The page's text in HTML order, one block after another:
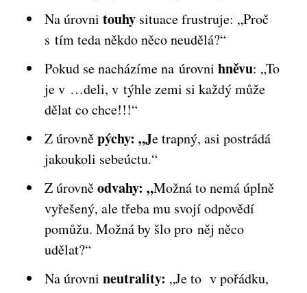
Na úrovni touhy situace frustruje: „Proč
s tím teda někdo něco neudělá?“
Pokud se nacházíme na úrovni hněvu: „To
je v …deli, v týhle zemi si každý může
dělat co chce!!!“
Z úrovněpýchy: „Je trapný, asi postrádá
jakoukoli sebeúctu.“
Z úrovněodvahy: „Možná to nemá úplně
vyřešený, ale třeba mu svojí odpovědí
pomůžu. Možná by šlo pro něj něco
udělat?“
Na úrovni neutrality: „Je to v pořádku,